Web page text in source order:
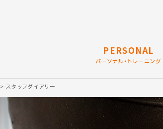
PERSONAL
パーソナル・トレーニング
> スタッフダイアリー